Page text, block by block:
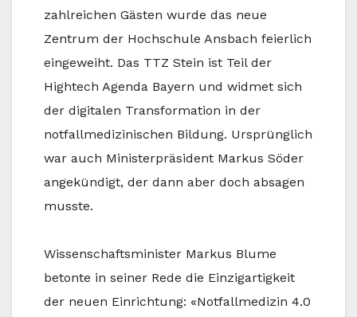
zahlreichen Gästen wurde das neue
Zentrum der Hochschule Ansbach feierlich
eingeweiht. Das TTZ Stein ist Teil der
Hightech Agenda Bayern und widmet sich
der digitalen Transformation in der
notfallmedizinischen Bildung. Ursprünglich
war auch Ministerpräsident Markus Söder
angekündigt, der dann aber doch absagen
musste.
Wissenschaftsminister Markus Blume
betonte in seiner Rede die Einzigartigkeit
der neuen Einrichtung: «Notfallmedizin 4.0